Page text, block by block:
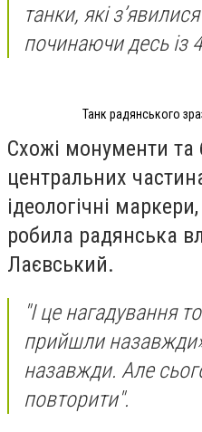
танки, які
починаючи десь із
Танк радянського
Схожі монументи та
центральних
ідеологічні
робила радянська
Лаєвський.
"І це нагадування
прийшли
назавжди. Але
повторити".